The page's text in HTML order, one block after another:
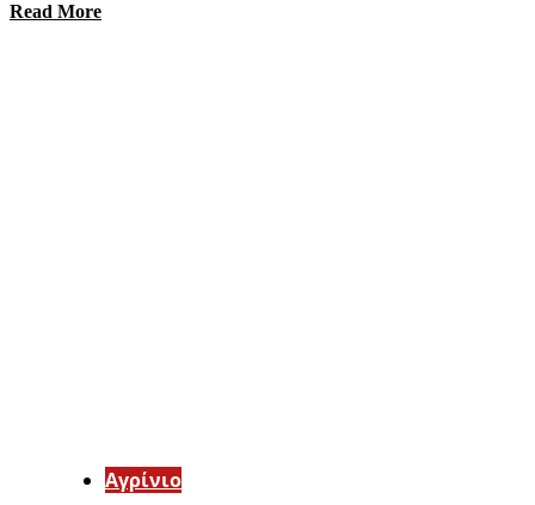
Read More
Aγρίνιο